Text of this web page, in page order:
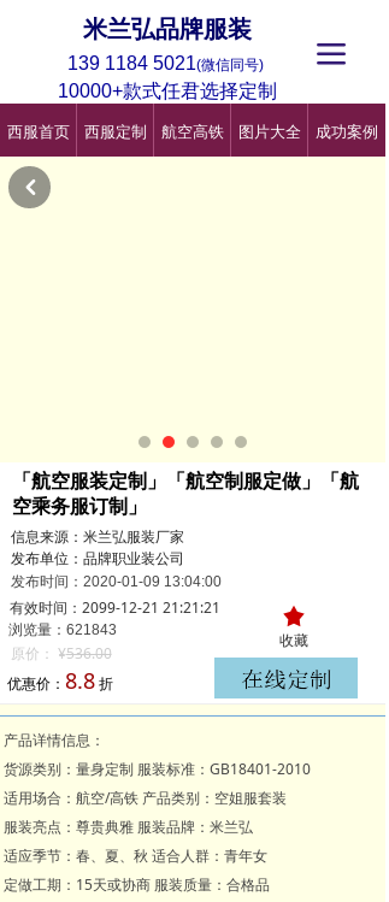
米兰弘品牌服装
西服首页 西服定制 航空高铁 图片大全 成功案例
끀
139 1184 5021(微信同号)
10000+款式任君选择定制
「航空服装定制」「航空制服定做」「航
空乘务服订制」
优惠价： 8.8折
发布时间： 2020-01-09 13:04:00
浏览量：621843
原价： ¥536.00
信息来源：米兰弘服装厂家
发布单位：品牌职业装公司
有效时间：2099-12-21 21:21:21 끄
收藏
产品详情信息：
货源类别：量身定制 服装标准：GB18401-2010
适用场合：航空/高铁 产品类别：空姐服套装
服装亮点：尊贵典雅 服装品牌：米兰弘
适应季节：春、夏、秋 适合人群：青年女
定做工期：15天或协商 服装质量：合格品
낒